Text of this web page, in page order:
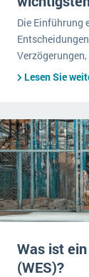
Die Einführung
Lesen Sie
Was ist
(WES)?